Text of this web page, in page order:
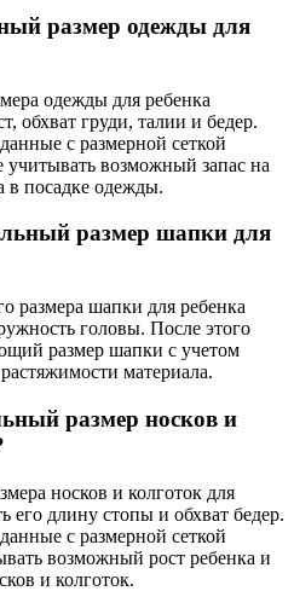
размер одежды для
одежды для ребенка
обхват груди, талии и бедер.
с размерной сеткой
возможный запас на
в посадке одежды.
размер шапки для
размера шапки для ребенка
головы. После этого
размер шапки с учетом
материала.
размер носков и
носков и колготок для
его длину стопы и обхват бедер.
с размерной сеткой
возможный рост ребенка и
и колготок.